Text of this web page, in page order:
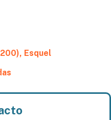
Esquel